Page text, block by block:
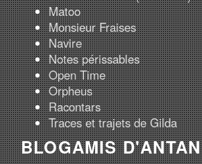
Matoo
Monsieur Fraises
Navire
Notes périssables
Open Time
Orpheus
Racontars
Traces et trajets de Gilda
BLOGAMIS D'ANTAN